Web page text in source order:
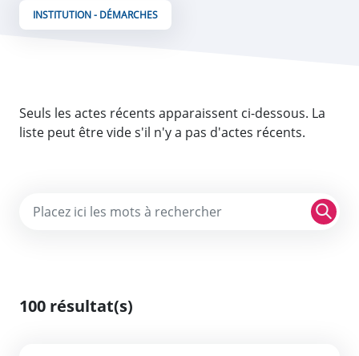
INSTITUTION - DÉMARCHES
Seuls les actes récents apparaissent ci-dessous. La
liste peut être vide s'il n'y a pas d'actes récents.
100 résultat(s)